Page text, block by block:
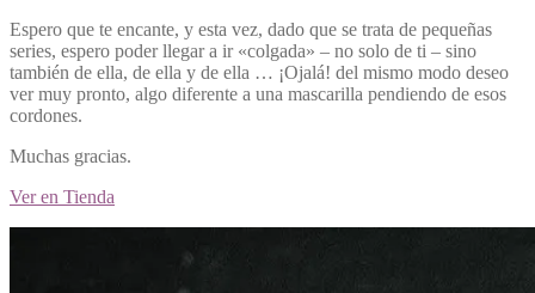
Espero que te encante, y esta vez, dado que se trata de pequeñas
series, espero poder llegar a ir «colgada» – no solo de ti – sino
también de ella, de ella y de ella … ¡Ojalá! del mismo modo deseo
ver muy pronto, algo diferente a una mascarilla pendiendo de esos
cordones.
Muchas gracias.
Ver en Tienda